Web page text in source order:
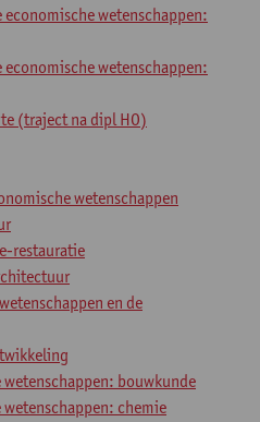
wetenschappen:
wetenschappen:
(traject na dipl HO)
wetenschappen
restauratie
en de
bouwkunde
chemie